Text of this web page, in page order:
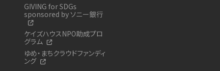
GIVING for SDGs
sponsored by ソニー銀行
ケイズハウスNPO助成プロ
グラム
ゆめ・まちクラウドファンディ
ング